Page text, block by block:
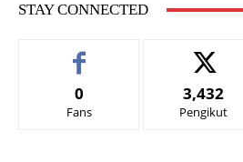
STAY CONNECTED
0
Fans
3,432
Pengikut